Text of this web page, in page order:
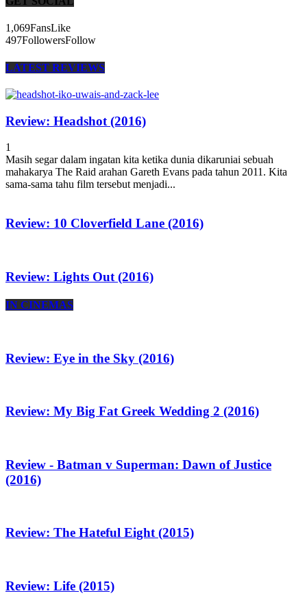
1,069FansLike
497FollowersFollow
LATEST REVIEWS
Review: Headshot (2016)
1
Masih segar dalam ingatan kita ketika dunia dikaruniai sebuah
mahakarya The Raid arahan Gareth Evans pada tahun 2011. Kita
sama-sama tahu film tersebut menjadi...
Review: 10 Cloverfield Lane (2016)
Review: Lights Out (2016)
IN CINEMAS
Review: Eye in the Sky (2016)
Review: My Big Fat Greek Wedding 2 (2016)
Review - Batman v Superman: Dawn of Justice
(2016)
Review: The Hateful Eight (2015)
Review: Life (2015)